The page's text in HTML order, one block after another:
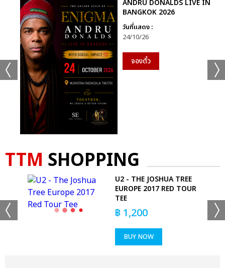
ANDRU DONALDS LIVE IN
BANGKOK 2026
วันที่แสดง :
24/10/26
จองตั๋ว
TTM SHOPPING
U2 - THE JOSHUA TREE
EUROPE 2017 RED TOUR
TEE
฿ 1,200
BUY NOW